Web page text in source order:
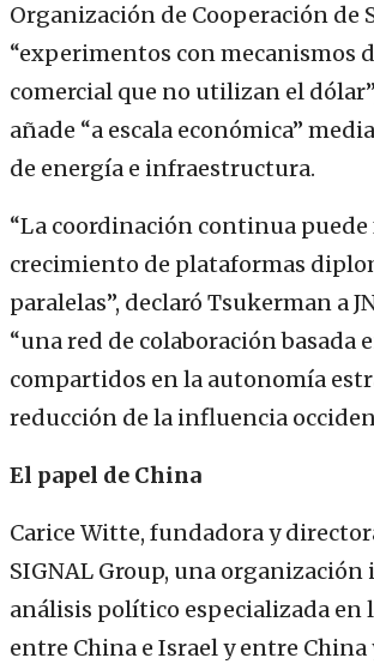
Organización de Cooperación de
“experimentos con mecanismos
comercial que no utilizan el
añade “a escala económica”
de energía e infraestructura.
“La coordinación continua
crecimiento de plataformas
paralelas”, declaró Tsukerman a
“una red de colaboración basada
compartidos en la autonomía
reducción de la influencia
El papel de China
Carice Witte, fundadora y
SIGNAL Group, una organización
análisis político especializada en
entre China e Israel y entre China